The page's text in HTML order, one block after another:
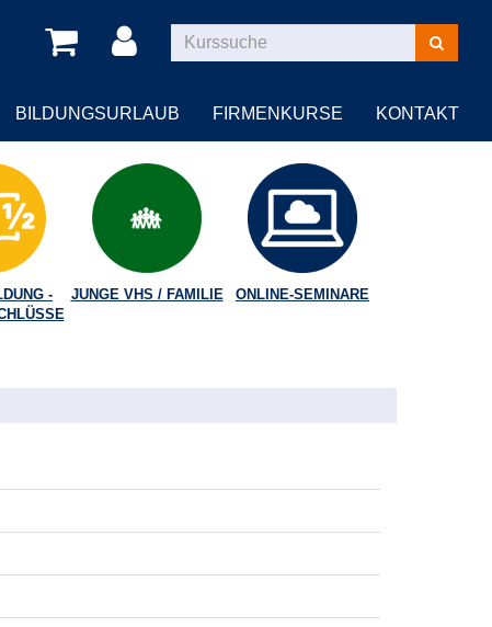
Kurse
suchen
BILDUNGSURLAUB FIRMENKURSE KONTAKT
-
JUNGE VHS / FAMILIE ONLINE-SEMINARE